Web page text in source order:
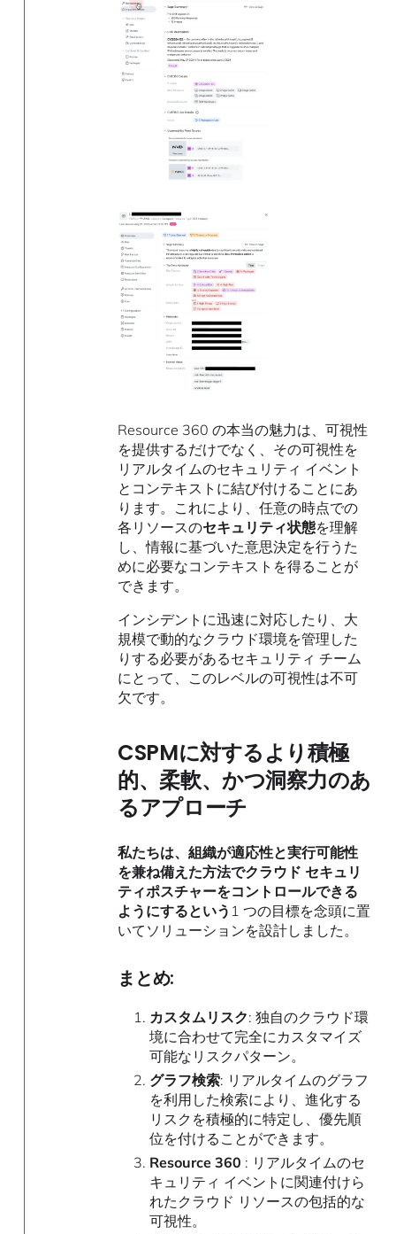
Resource 360​​ の本当の魅力は、可視性
を提供するだけでなく、その可視性を
リアルタイムのセキュリティ イベント
とコンテキストに結び付けることにあ
ります。これにより、任意の時点での
各リソースのセキュリティ状態を理解
し、情報に基づいた意思決定を行うた
めに必要なコンテキストを得ることが
できます。
インシデントに迅速に対応したり、大
規模で動的なクラウド環境を管理した
りする必要があるセキュリティ チーム
にとって、このレベルの可視性は不可
欠です。
CSPMに対するより積極
的、柔軟、かつ洞察力のあ
るアプローチ
私たちは、組織が適応性と実行可能性
を兼ね備えた方法でクラウド セキュリ
ティポスチャーをコントロールできる
ようにするという 1 つの目標を念頭に置
いてソリューションを設計しました。
まとめ:
カスタムリスク: 独自のクラウド環
境に合わせて完全にカスタマイズ
可能なリスクパターン。
グラフ検索: リアルタイムのグラフ
を利用した検索により、進化する
リスクを積極的に特定し、優先順
位を付けることができます。
Resource 360 ​​: リアルタイムのセ
キュリティ イベントに関連付けら
れたクラウド リソースの包括的な
可視性。